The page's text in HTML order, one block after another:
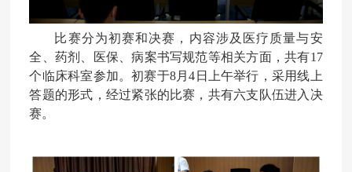
比赛分为初赛和决赛，内容涉及医疗质量与安
全、药剂、医保、病案书写规范等相关方面，共有17
个临床科室参加。初赛于8月4日上午举行，采用线上
答题的形式，经过紧张的比赛，共有六支队伍进入决
赛。